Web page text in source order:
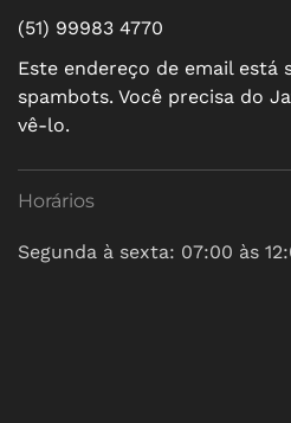
(51) 99983 4770
Este endereço de email está
spambots. Você precisa do
vê-lo.
Horários
Segunda à sexta: 07:00 às